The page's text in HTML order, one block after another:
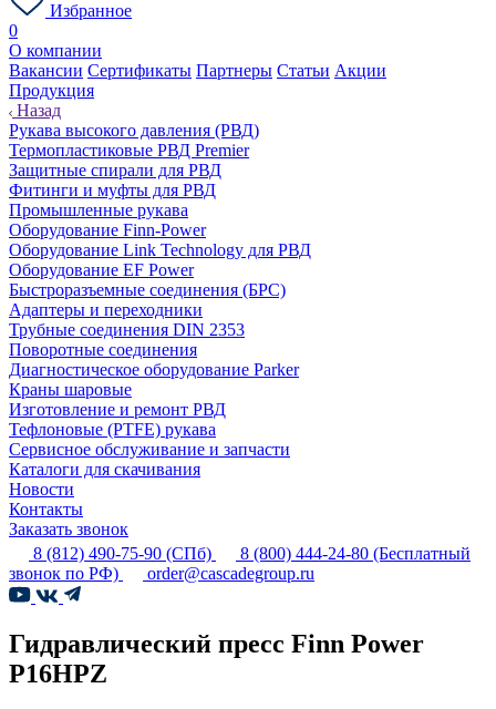
Избранное
0
О компании
Вакансии Сертификаты Партнеры Статьи Акции
Продукция
Назад
Рукава высокого давления (РВД)
Термопластиковые РВД Premier
Защитные спирали для РВД
Фитинги и муфты для РВД
Промышленные рукава
Оборудование Finn-Power
Оборудование Link Technology для РВД
Оборудование EF Power
Быстроразъемные соединения (БРС)
Адаптеры и переходники
Трубные соединения DIN 2353
Поворотные соединения
Диагностическое оборудование Parker
Краны шаровые
Изготовление и ремонт РВД
Тефлоновые (PTFE) рукава
Сервисное обслуживание и запчасти
Каталоги для скачивания
Новости
Контакты
Заказать звонок
8 (812) 490-75-90 (СПб) 8 (800) 444-24-80 (Бесплатный
звонок по РФ)
order@cascadegroup.ru
Гидравлический пресс Finn Power
P16HPZ